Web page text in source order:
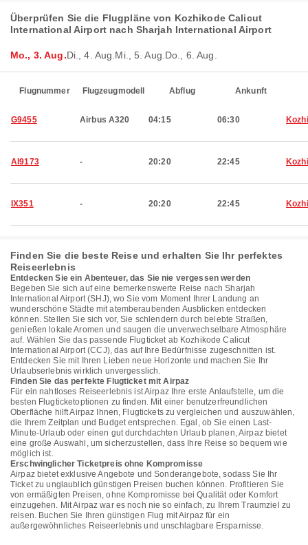
Überprüfen Sie die Flugpläne von Kozhikode Calicut
International Airport nach Sharjah International Airport
Mo., 3. Aug.Di., 4. Aug. Mi., 5. Aug. Do., 6. Aug.
Flugnummer Flugzeugmodell Abflug Ankunft
G9455 Airbus A320 04:15 06:30
AI9173 - 20:20 22:45
IX351 - 20:20 22:45
Finden Sie die beste Reise und erhalten Sie Ihr perfektes
Reiseerlebnis
Entdecken Sie ein Abenteuer, das Sie nie vergessen werden
Begeben Sie sich auf eine bemerkenswerte Reise nach Sharjah
International Airport (SHJ), wo Sie vom Moment Ihrer Landung an
wunderschöne Städte mit atemberaubenden Ausblicken entdecken
können. Stellen Sie sich vor, Sie schlendern durch belebte Straßen,
genießen lokale Aromen und saugen die unverwechselbare Atmosphäre
auf. Wählen Sie das passende Flugticket ab Kozhikode Calicut
International Airport (CCJ), das auf Ihre Bedürfnisse zugeschnitten ist.
Entdecken Sie mit Ihren Lieben neue Horizonte und machen Sie Ihr
Urlaubserlebnis wirklich unvergesslich.
Finden Sie das perfekte Flugticket mit Airpaz
Für ein nahtloses Reiseerlebnis ist Airpaz Ihre erste Anlaufstelle, um die
besten Flugticketoptionen zu finden. Mit einer benutzerfreundlichen
Oberfläche hilft Airpaz Ihnen, Flugtickets zu vergleichen und auszuwählen,
die Ihrem Zeitplan und Budget entsprechen. Egal, ob Sie einen Last-
Minute-Urlaub oder einen gut durchdachten Urlaub planen, Airpaz bietet
eine große Auswahl, um sicherzustellen, dass Ihre Reise so bequem wie
möglich ist.
Erschwinglicher Ticketpreis ohne Kompromisse
Airpaz bietet exklusive Angebote und Sonderangebote, sodass Sie Ihr
Ticket zu unglaublich günstigen Preisen buchen können. Profitieren Sie
von ermäßigten Preisen, ohne Kompromisse bei Qualität oder Komfort
einzugehen. Mit Airpaz war es noch nie so einfach, zu Ihrem Traumziel zu
reisen. Buchen Sie Ihren günstigen Flug mit Airpaz für ein
außergewöhnliches Reiseerlebnis und unschlagbare Ersparnisse.